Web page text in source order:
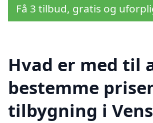
Få 3 tilbud, gratis og
Hvad er med til
bestemme
tilbygning i